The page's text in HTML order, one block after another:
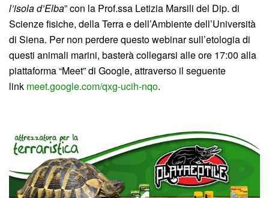
l’isola d’Elba” con la Prof.ssa Letizia Marsili del Dip. di
Scienze fisiche, della Terra e dell’Ambiente dell’Università
di Siena. Per non perdere questo webinar sull’etologia di
questi animali marini, basterà collegarsi alle ore 17:00 alla
piattaforma “Meet” di Google, attraverso il seguente
link meet.google.com/qxg-ucih-nqo.